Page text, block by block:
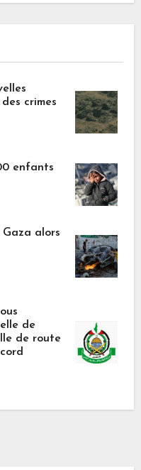
crimes
enfants
Gaza alors
de
de route